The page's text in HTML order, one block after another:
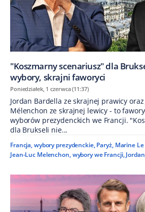
"Koszmarny scenariusz" dla
wybory, skrajni faworyci
Poniedziałek, 1 czerwca (11:37)
Jordan Bardella ze skrajnej prawicy oraz
Mélenchon ze skrajnej lewicy - to
wyborów prezydenckich we Francji.
dla Brukseli nie...
Francja,wybory prezydenckie, Paryż, Marine Le
Jean-Luc Melenchon,wybory we Francji,